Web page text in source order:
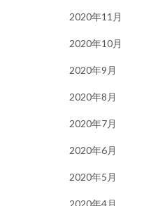
2020年11月
2020年10月
2020年9月
2020年8月
2020年7月
2020年6月
2020年5月
2020年4月